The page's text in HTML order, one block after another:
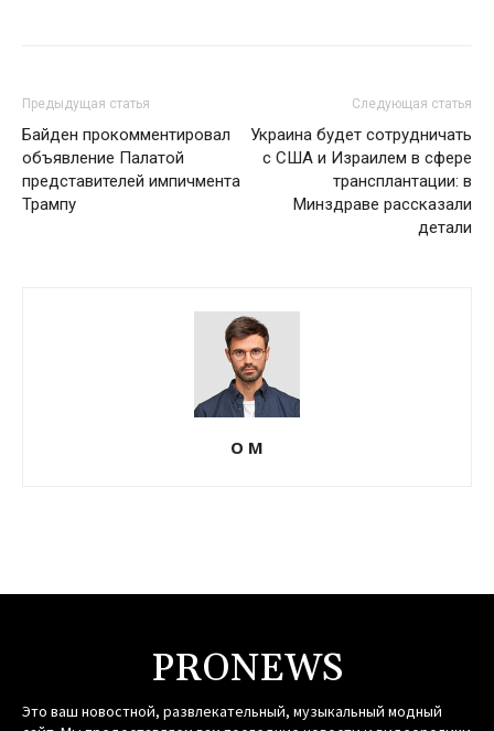
Предыдущая статья
Байден прокомментировал
объявление Палатой
представителей импичмента
Трампу
Следующая статья
Украина будет сотрудничать
с США и Израилем в сфере
трансплантации: в
Минздраве рассказали
детали
О М
PRONEWS
Это ваш новостной, развлекательный, музыкальный модный